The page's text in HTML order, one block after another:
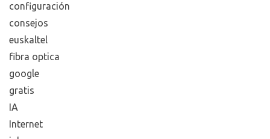
configuración
consejos
euskaltel
fibra optica
google
gratis
IA
Internet